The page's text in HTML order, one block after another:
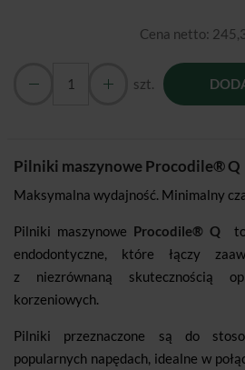
Cena netto:
szt.
Pilniki maszynowe Procodile® Q
Maksymalna wydajność. Minimalny
Pilniki maszynowe Procodile® Q to
endodontyczne, które łączy
z niezrównaną skutecznością
korzeniowych.
Pilniki przeznaczone są do
popularnych napędach, idealne w